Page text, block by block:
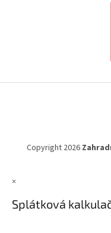
Copyright 2026
×
Splátková